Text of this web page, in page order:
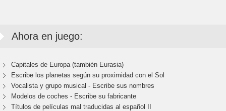
Ahora en juego:
Capitales de Europa (también Eurasia)
Escribe los planetas según su proximidad con el Sol
Vocalista y grupo musical - Escribe sus nombres
Modelos de coches - Escribe su fabricante
Títulos de películas mal traducidas al español II